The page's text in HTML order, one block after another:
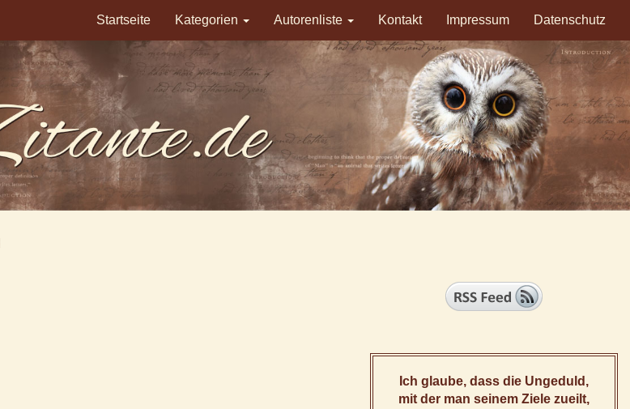
Startseite Kategorien Autorenliste Kontakt Impressum Datenschutz
Ich glaube, dass die Ungeduld,
mit der man seinem Ziele zueilt,